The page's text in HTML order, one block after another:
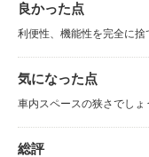
良かった点
利便性、機能性を完全に捨
気になった点
車内スペースの狭さでしょ
総評